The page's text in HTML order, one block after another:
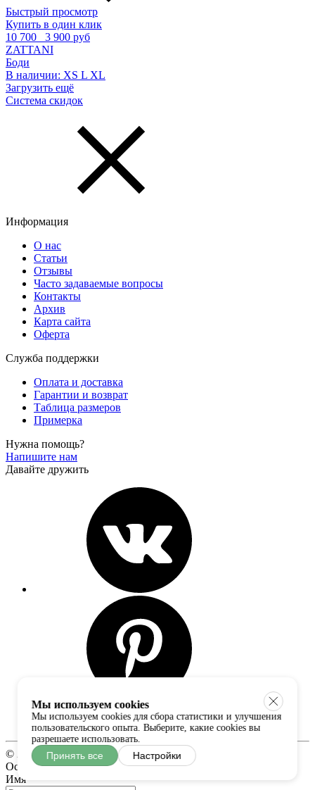
Быстрый просмотр
Купить в один клик
10 700
3 900 руб
ZATTANI
Боди
В наличии: XS L XL
Загрузить ещё
Система скидок
Информация
О нас
Статьи
Отзывы
Часто задаваемые вопросы
Контакты
Архив
Карта сайта
Оферта
Служба поддержки
Оплата и доставка
Гарантии и возврат
Таблица размеров
Примерка
Нужна помощь?
Напишите нам
Давайте дружить
© 2017-2026 Fabzone. Все права соблюдены.
Оставить отзыв
Имя
Мы используем cookies
Мы используем cookies для сбора статистики и улучшения
пользовательского опыта. Выберите, какие cookies вы
разрешаете использовать.
Принять все Настройки